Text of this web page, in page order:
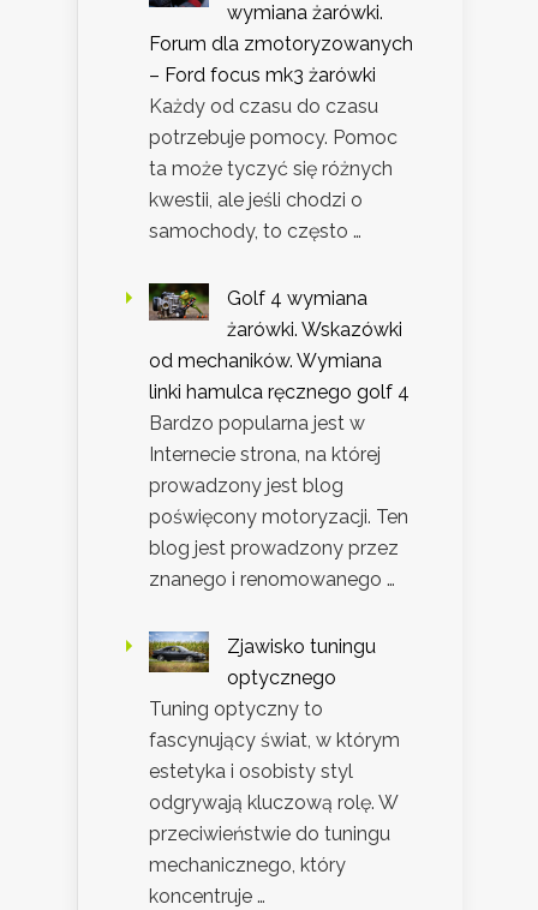
wymiana żarówki.
Forum dla zmotoryzowanych
– Ford focus mk3 żarówki
Każdy od czasu do czasu
potrzebuje pomocy. Pomoc
ta może tyczyć się różnych
kwestii, ale jeśli chodzi o
samochody, to często …
Golf 4 wymiana
żarówki. Wskazówki
od mechaników. Wymiana
linki hamulca ręcznego golf 4
Bardzo popularna jest w
Internecie strona, na której
prowadzony jest blog
poświęcony motoryzacji. Ten
blog jest prowadzony przez
znanego i renomowanego …
Zjawisko tuningu
optycznego
Tuning optyczny to
fascynujący świat, w którym
estetyka i osobisty styl
odgrywają kluczową rolę. W
przeciwieństwie do tuningu
mechanicznego, który
koncentruje …